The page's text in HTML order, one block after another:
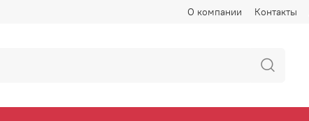
О компании Контакты